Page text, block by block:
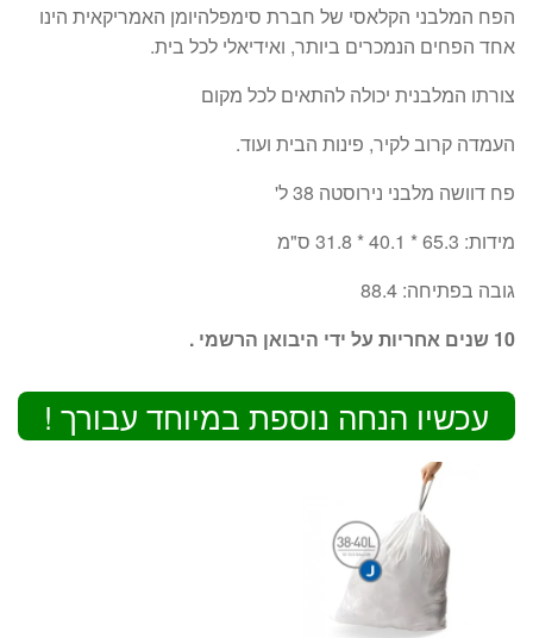
היה:
₪1,319.
הוא:
₪990.
הפח המלבני הקלאסי של חברת סימפלהיומן האמריקאית הינו
אחד הפחים הנמכרים ביותר, ואידיאלי לכל בית.
צורתו המלבנית יכולה להתאים לכל מקום
העמדה קרוב לקיר, פינות הבית ועוד.
פח דוושה מלבני נירוסטה 38 ל'
מידות: 65.3 * 40.1 * 31.8 ס"מ
גובה בפתיחה: 88.4
10 שנים אחריות על ידי היבואן הרשמי .
עכשיו הנחה נוספת במיוחד עבורך !